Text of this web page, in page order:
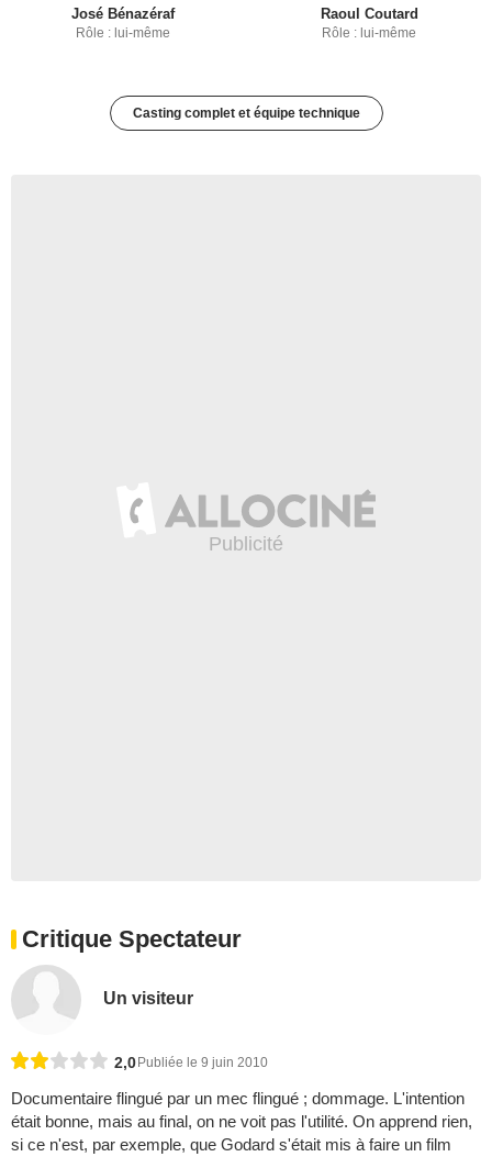
José Bénazéraf
Rôle : lui-même
Raoul Coutard
Rôle : lui-même
Casting complet et équipe technique
Critique Spectateur
Un visiteur
2,0 Publiée le 9 juin 2010
Documentaire flingué par un mec flingué ; dommage. L'intention
était bonne, mais au final, on ne voit pas l'utilité. On apprend rien,
si ce n'est, par exemple, que Godard s'était mis à faire un film